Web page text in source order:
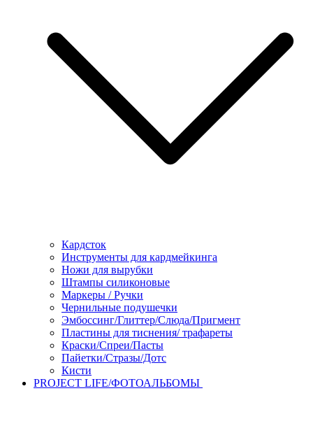
Кардсток
Инструменты для кардмейкинга
Ножи для вырубки
Штампы силиконовые
Маркеры / Ручки
Чернильные подушечки
Эмбоссинг/Глиттер/Слюда/Пригмент
Пластины для тиснения/ трафареты
Краски/Спреи/Пасты
Пайетки/Стразы/Дотс
Кисти
PROJECT LIFE/ФОТОАЛЬБОМЫ